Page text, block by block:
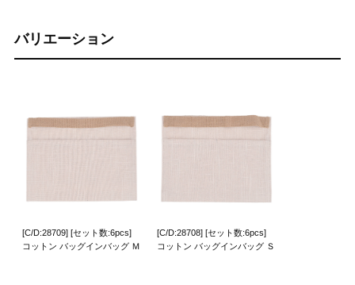
バリエーション
[C/D:28709] [セット数:6pcs]
コットン バッグインバッグ Ｍ
[C/D:28708] [セット数:6pcs]
コットン バッグインバッグ Ｓ